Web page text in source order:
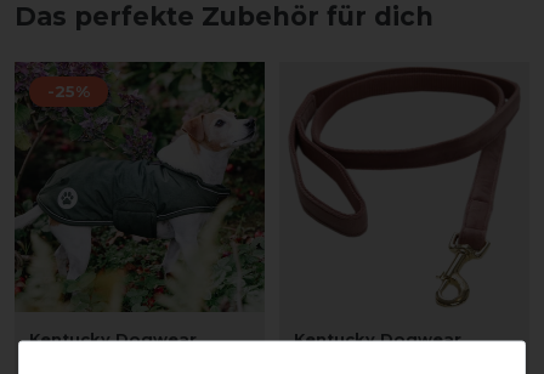
Das perfekte Zubehör für dich
-25%
Kentucky Dogwear
Kentucky Dogwear